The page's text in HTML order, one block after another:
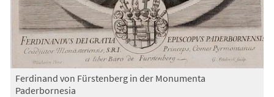
Ferdinand von Fürstenberg in der Monumenta
Paderbornesia